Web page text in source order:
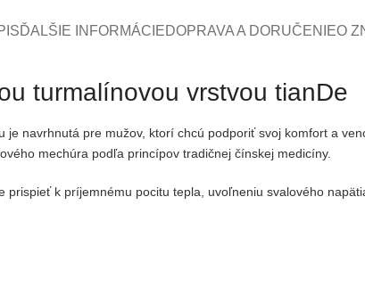
ĎALŠIE INFORMÁCIEDOPRAVA A DORUČENIEO
turmalínovou vrstvou tianDe
navrhnutá pre mužov, ktorí chcú podporiť svoj komfort a
mechúra podľa princípov tradičnej čínskej medicíny.
k príjemnému pocitu tepla, uvoľneniu svalového